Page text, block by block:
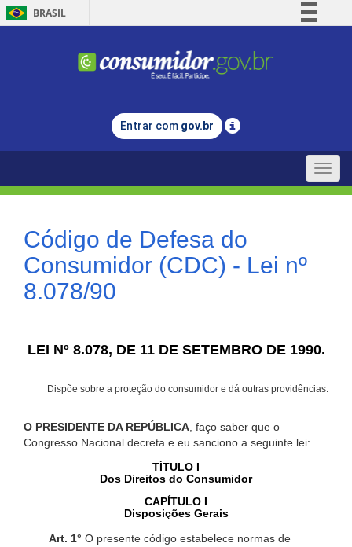
BRASIL
Comunica BR
Legislação
Entrar com gov.br
Toggle
Código de Defesa do
Consumidor (CDC) - Lei nº
8.078/90
LEI Nº 8.078, DE 11 DE SETEMBRO DE 1990.
Dispõe sobre a proteção do consumidor e dá outras providências.
O PRESIDENTE DA REPÚBLICA , faço saber que o
Congresso Nacional decreta e eu sanciono a seguinte lei:
TÍTULO I
Dos Direitos do Consumidor
CAPÍTULO I
Disposições Gerais
Art. 1° O presente código estabelece normas de